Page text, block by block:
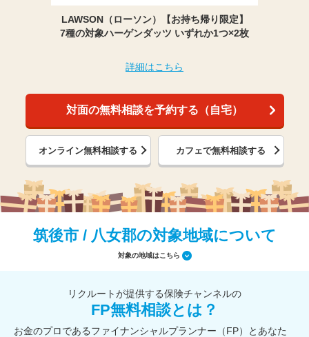
LAWSON（ローソン）【お持ち帰り限定】
7種の対象ハーゲンダッツ いずれか1つ×2枚
詳細はこちら
対面の無料相談を予約する（自宅）
オンライン無料相談する カフェで無料相談する
筑後市 / 八女郡の対象地域について
対象の地域はこちら
リクルートが提供する保険チャンネルの
FP無料相談とは？
お金のプロであるファイナンシャルプランナー（FP）とあなた